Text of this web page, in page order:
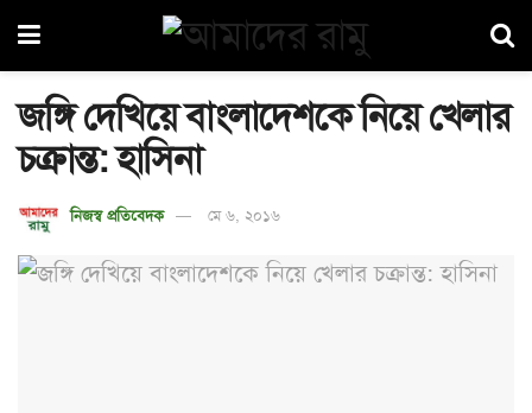
জঙ্গি দেখিয়ে বাংলাদেশকে নিয়ে খেলার
চক্রান্ত: হাসিনা
নিজস্ব প্রতিবেদক মে ৬, ২০১৬